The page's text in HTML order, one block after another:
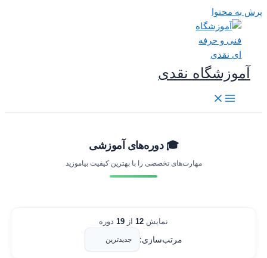
به محتوا
آموزشگاه نقدی
🎓 دوره‌های آموزشی
مهارت‌های تخصصی را با بهترین کیفیت بیاموزید
نمایش12 از 19 دوره
مرتب‌سازی: